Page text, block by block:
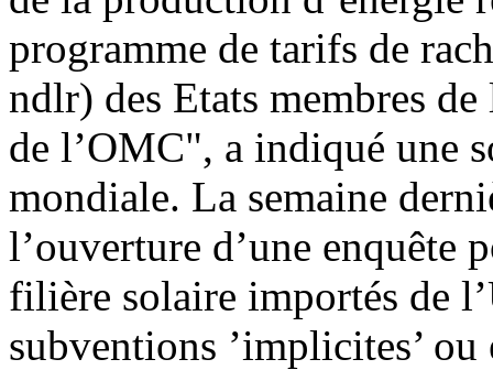
programme de tarifs de
ndlr) des Etats membres
de l’OMC", a indiqué une
mondiale. La semaine
l’ouverture d’une enquête
filière solaire importés de
subventions ’implicites’